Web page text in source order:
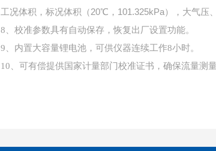
工况体积，标况体积（20℃，101.325kPa），大气压
8、校准参数具有自动保存，恢复出厂设置功能。
9、内置大容量锂电池，可供仪器连续工作8小时。
10、可有偿提供国家计量部门校准证书，确保流量测量